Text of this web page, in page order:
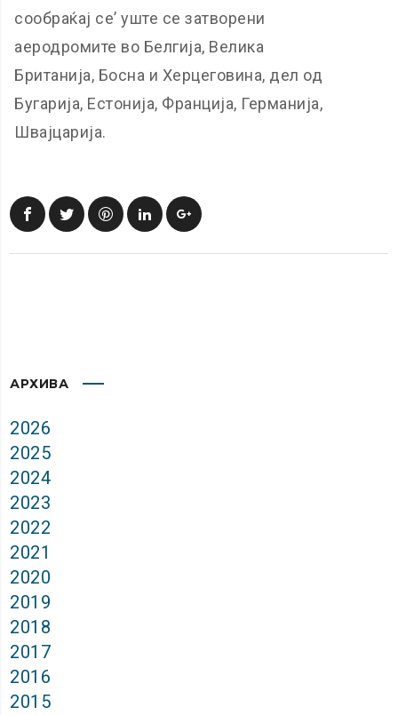
сообраќај се’ уште се затворени
аеродромите во Белгија, Велика
Британија, Босна и Херцеговина, дел од
Бугарија, Естонија, Франција, Германија,
Швајцарија.
АРХИВА
2026
2025
2024
2023
2022
2021
2020
2019
2018
2017
2016
2015